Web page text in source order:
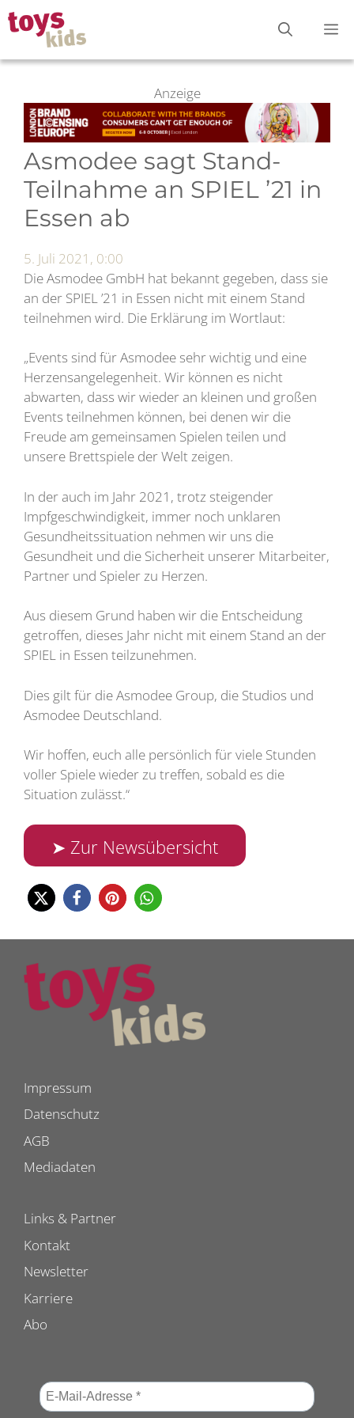
Zum
Inhalt
springen
Anzeige
Asmodee sagt Stand-
Teilnahme an SPIEL ’21 in
Essen ab
5. Juli 2021, 0:00
Die Asmodee GmbH hat bekannt gegeben, dass sie
an der SPIEL ’21 in Essen nicht mit einem Stand
teilnehmen wird. Die Erklärung im Wortlaut:
„Events sind für Asmodee sehr wichtig und eine
Herzensangelegenheit. Wir können es nicht
abwarten, dass wir wieder an kleinen und großen
Events teilnehmen können, bei denen wir die
Freude am gemeinsamen Spielen teilen und
unsere Brettspiele der Welt zeigen.
In der auch im Jahr 2021, trotz steigender
Impfgeschwindigkeit, immer noch unklaren
Gesundheitssituation nehmen wir uns die
Gesundheit und die Sicherheit unserer Mitarbeiter,
Partner und Spieler zu Herzen.
Aus diesem Grund haben wir die Entscheidung
getroffen, dieses Jahr nicht mit einem Stand an der
SPIEL in Essen teilzunehmen.
Dies gilt für die Asmodee Group, die Studios und
Asmodee Deutschland.
Wir hoffen, euch alle persönlich für viele Stunden
voller Spiele wieder zu treffen, sobald es die
Situation zulässt.“
➤ Zur Newsübersicht
Impressum
Datenschutz
AGB
Mediadaten
Links & Partner
Kontakt
Newsletter
Karriere
Abo